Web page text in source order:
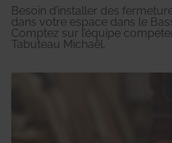
Besoin d’installer des
dans votre espace dans le
Comptez sur l’équipe
Tabuteau Michaël.